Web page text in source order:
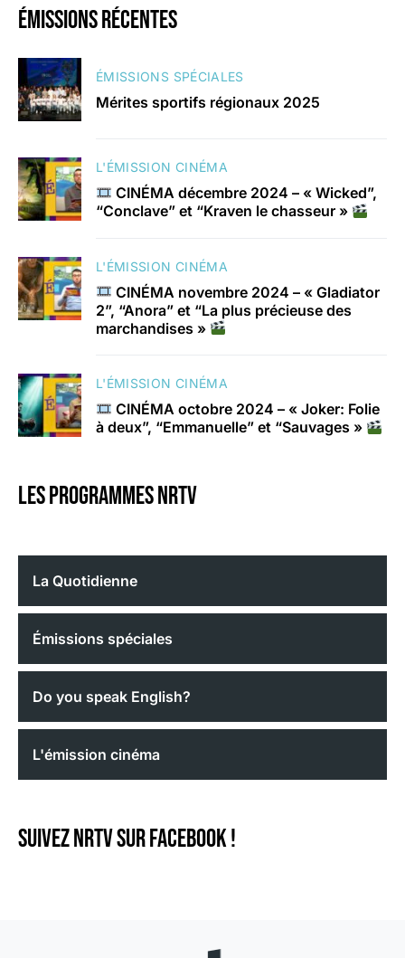
émissions récentes
ÉMISSIONS SPÉCIALES
Mérites sportifs régionaux 2025
L'ÉMISSION CINÉMA
CINÉMA décembre 2024 – « Wicked”,
“Conclave” et “Kraven le chasseur »
L'ÉMISSION CINÉMA
CINÉMA novembre 2024 – « Gladiator
2”, “Anora” et “La plus précieuse des
marchandises »
L'ÉMISSION CINÉMA
CINÉMA octobre 2024 – « Joker: Folie
à deux”, “Emmanuelle” et “Sauvages »
Les programmes nrtv
La Quotidienne
Émissions spéciales
Do you speak English?
L'émission cinéma
Suivez NRTV sur Facebook !